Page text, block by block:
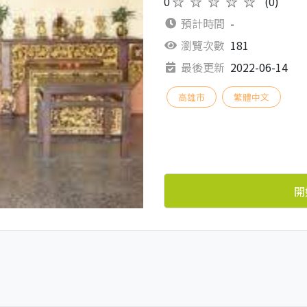
預計時間 -
瀏覽次數 181
最後更新 2022-06-14
高雄市 繁體中文